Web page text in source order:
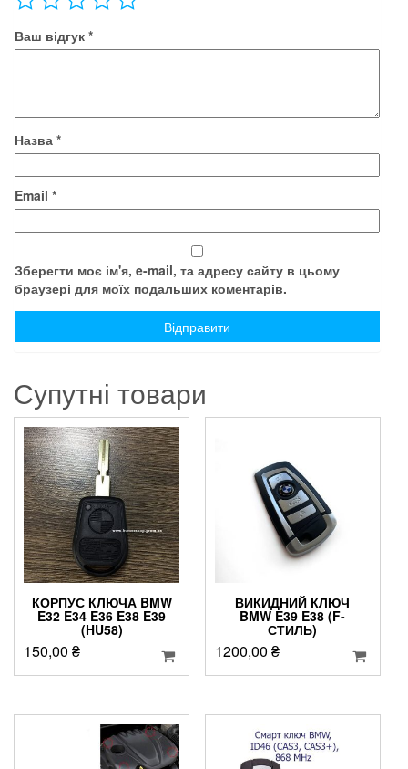
Ваш відгук *
Назва *
Email *
Зберегти моє ім'я, e-mail, та адресу сайту в цьому
браузері для моїх подальших коментарів.
Супутні товари
КОРПУС КЛЮЧА BMW
E32 E34 E36 E38 E39
(HU58)
150,00 ₴
ВИКИДНИЙ КЛЮЧ
BMW E39 E38 (F-
СТИЛЬ)
1200,00 ₴